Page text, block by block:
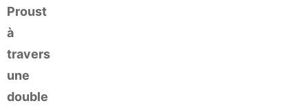
Proust
à
travers
une
double